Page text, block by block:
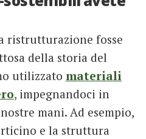
ristrutturazione fosse
della storia del
utilizzato materiali
, impegnandoci in
mani. Ad esempio,
e la struttura